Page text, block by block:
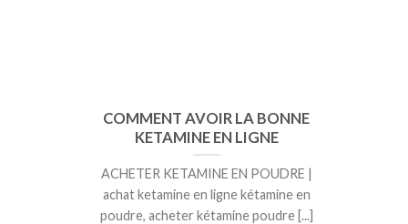
COMMENT AVOIR LA BONNE
KETAMINE EN LIGNE
ACHETER KETAMINE EN POUDRE |
achat ketamine en ligne kétamine en
poudre, acheter kétamine poudre [...]